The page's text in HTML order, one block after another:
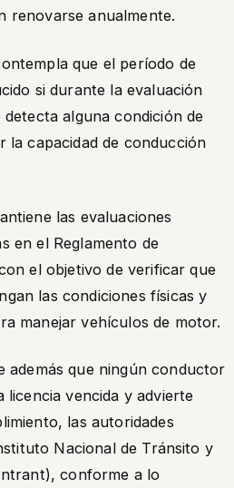
renovarse anualmente.
que el período de
si durante la evaluación
detecta alguna condición de
la capacidad de conducción
las evaluaciones
en el Reglamento de
el objetivo de verificar que
las condiciones físicas y
manejar vehículos de motor.
además que ningún conductor
vencida y advierte
las autoridades
Nacional de Tránsito y
conforme a lo